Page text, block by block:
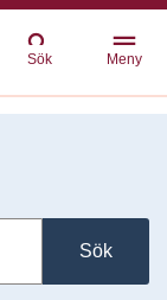
Sök Meny
Sök